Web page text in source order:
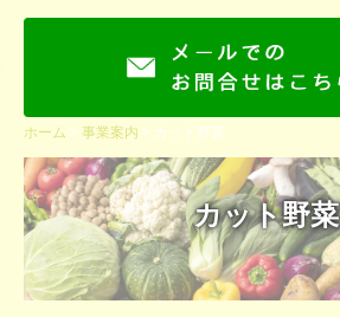
カット野菜
出荷までの流れ
お客様からの声
商品紹介
ホーム 事業案内 カット野菜
カット野菜